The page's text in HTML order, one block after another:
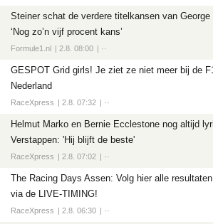
Steiner schat de verdere titelkansen van George
‘Nog zo’n vijf procent kans’
Formule1.nl 2.8. 08:00 ··
GESPOT Grid girls! Je ziet ze niet meer bij de
Nederland
RaceXpress 2.8. 07:32 ··
Helmut Marko en Bernie Ecclestone nog altijd
Verstappen: 'Hij blijft de beste'
RaceXpress 2.8. 07:02 ··
The Racing Days Assen: Volg hier alle
via de LIVE-TIMING!
RaceXpress 2.8. 06:30 ··